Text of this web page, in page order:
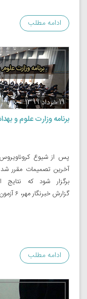
ادامه مطلب
19 خرداد 1399
برنامه وزارت علوم و
پس از شیوع
برگزار شود که نتایج
گزارش خبرنگار مهر، ۶ آزمون مهم کشوری در تابستان امسال […]
ادامه مطلب